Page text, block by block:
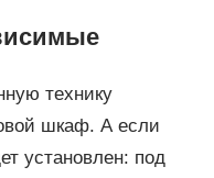
технику
шкаф. А если
установлен: под